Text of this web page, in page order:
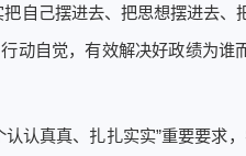
自己摆进去、把思想摆进去、
动自觉，有效解决好政绩为谁
认真真、扎扎实实”重要要求